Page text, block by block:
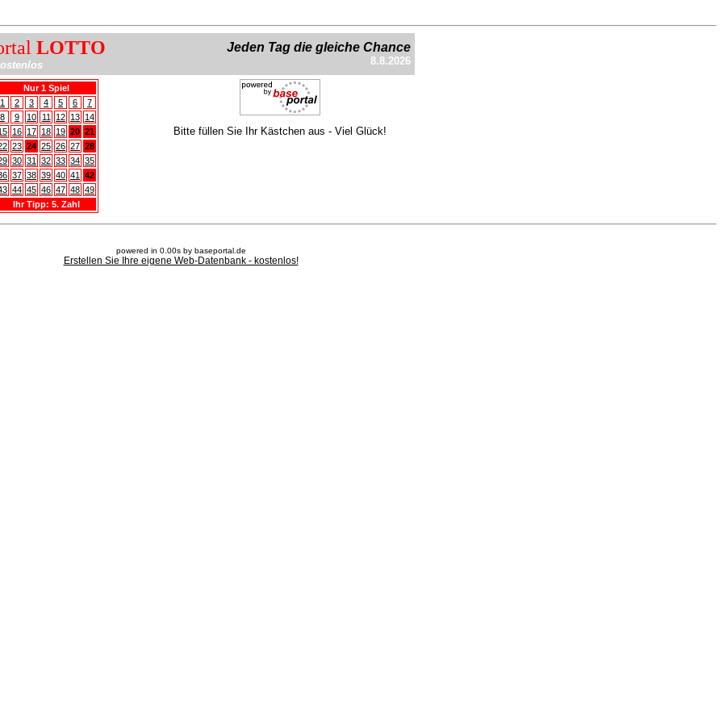
LOTTO Jeden Tag die gleiche Chance
8.8.2026
Nur 1 Spiel
1
2 3 4 5 6
7
8
9 10 11 12 13 14
16 17 18 19 20 21
23 24 25 26 27 28
30 31 32 33 34 35
37 38 39 40 41
42
44 45 46 47 48 49
Ihr Tipp: 5. Zahl
Bitte füllen Sie Ihr Kästchen aus - Viel Glück!
powered in 0.00s by baseportal.de
Erstellen Sie Ihre eigene Web-Datenbank - kostenlos!